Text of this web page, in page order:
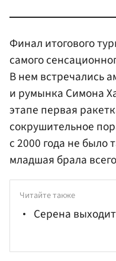
Финал итогового
самого
В нем встречались
и румынка Симона
этапе первая
сокрушительное
с 2000 года не было
младшая брала
Читайте также
Серена